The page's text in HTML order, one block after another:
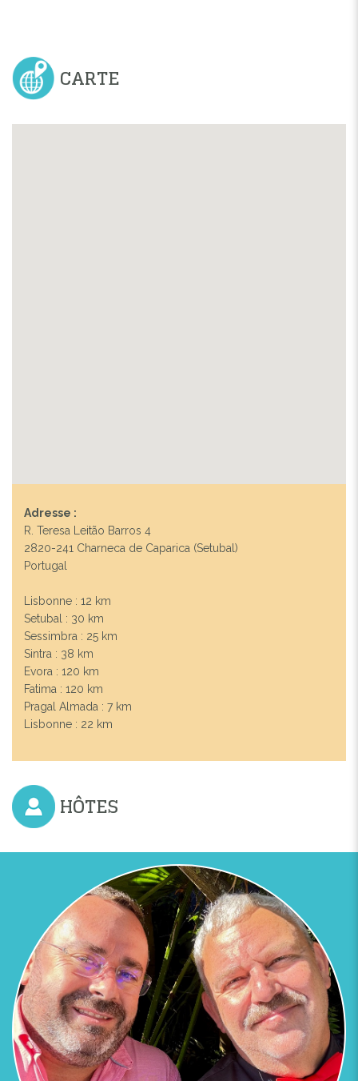
CARTE
Adresse :
R. Teresa Leitão Barros 4
2820-241 Charneca de Caparica (Setubal)
Portugal
Lisbonne : 12 km
Setubal : 30 km
Sessimbra : 25 km
Sintra : 38 km
Evora : 120 km
Fatima : 120 km
Pragal Almada : 7 km
Lisbonne : 22 km
HÔTES